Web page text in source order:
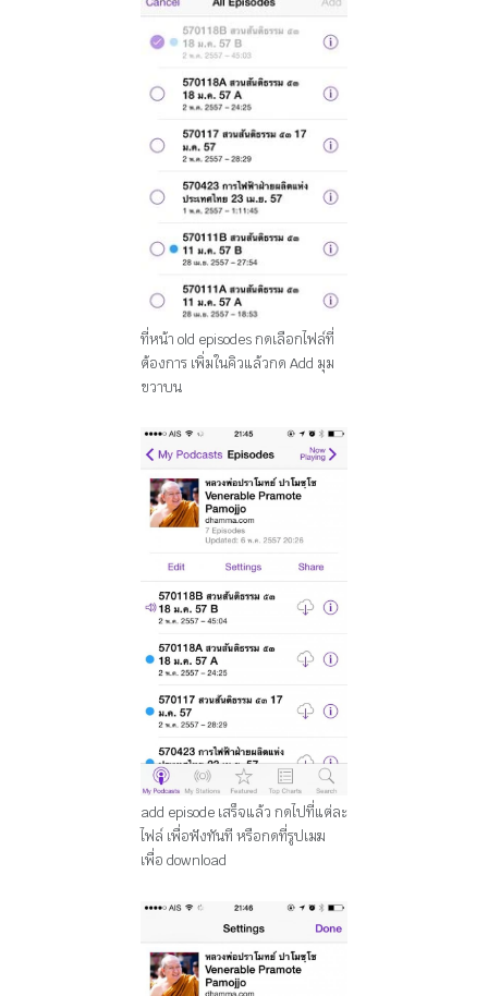
ที่หน้า old episodes กดเลือกไฟล์ที่
ต้องการ เพิ่มในคิวแล้วกด Add มุม
ขวาบน
add episode เสร็จแล้ว กดไปที่แต่ละ
ไฟล์ เพื่อฟังทันที หรือกดที่รูปเมฆ
เพื่อ download